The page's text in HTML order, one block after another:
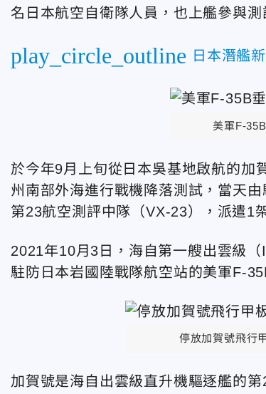
名日本航空自衛隊人員，也上艦參與測
play_circle_outline 日本潛艦
美軍F-
於今年9月上旬從日本吳基地啟航的加
州南部外海進行戰機降落測試，當天
第23航空測評中隊（VX-23），派遣1
2021年10月3日，海自第一艘出雲級
駐防日本岩國陸戰隊航空站的美軍F-
停放加賀號飛行
加賀號是海自出雲級直升機驅逐艦的